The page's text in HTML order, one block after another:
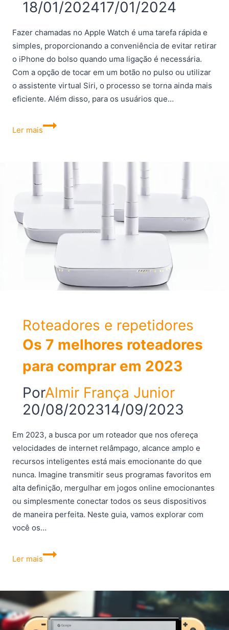
18/01/202417/01/2024
Fazer chamadas no Apple Watch é uma tarefa rápida e
simples, proporcionando a conveniência de evitar retirar
o iPhone do bolso quando uma ligação é necessária.
Com a opção de tocar em um botão no pulso ou utilizar
o assistente virtual Siri, o processo se torna ainda mais
eficiente. Além disso, para os usuários que…
Ler mais
Como
Roteadores e repetidores
Os 7 melhores roteadores
para comprar em 2023
PorAlmir França Junior
20/08/202314/09/2023
Em 2023, a busca por um roteador que nos ofereça
velocidades de internet relâmpago, alcance amplo e
recursos inteligentes está mais emocionante do que
nunca. Imagine transmitir seus programas favoritos em
alta definição, mergulhar em jogos online emocionantes
ou simplesmente conectar todos os seus dispositivos
de maneira perfeita. Neste guia, vamos explorar com
você os…
Ler mais
Os
roteadores
para
comprar